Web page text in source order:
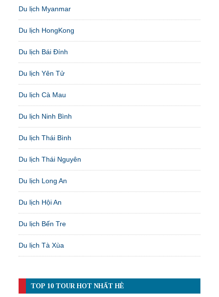
Du lịch Myanmar
Du lịch HongKong
Du lịch Bái Đính
Du lịch Yên Tử
Du lịch Cà Mau
Du lịch Ninh Bình
Du lịch Thái Bình
Du lịch Thái Nguyên
Du lịch Long An
Du lịch Hội An
Du lịch Bến Tre
Du lịch Tà Xùa
TOP 10 TOUR HOT NHẤT HÈ